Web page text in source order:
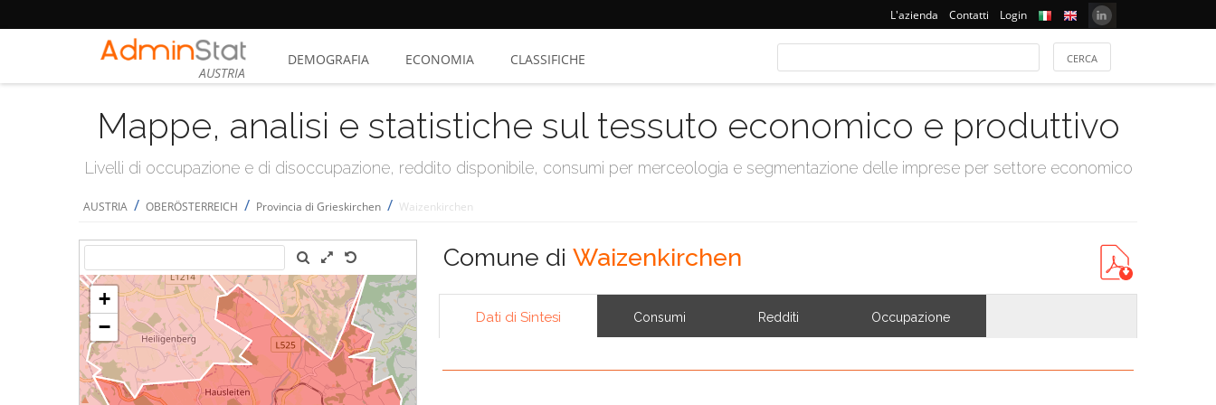
L'azienda Contatti Login
AUSTRIA
DEMOGRAFIA ECONOMIA CLASSIFICHE
Mappe, analisi e statistiche sul tessuto economico e produttivo
Livelli di occupazione e di disoccupazione, reddito disponibile, consumi per merceologia e segmentazione delle imprese per settore economico
AUSTRIA / OBERÖSTERREICH / Provincia di Grieskirchen / Waizenkirchen
Comune di Waizenkirchen
Dati di Sintesi Consumi Redditi Occupazione